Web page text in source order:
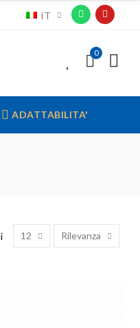
IT
0
ADATTABILITA'
12 Rilevanza